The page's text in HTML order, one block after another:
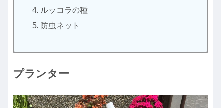
ルッコラの種
防虫ネット
プランター